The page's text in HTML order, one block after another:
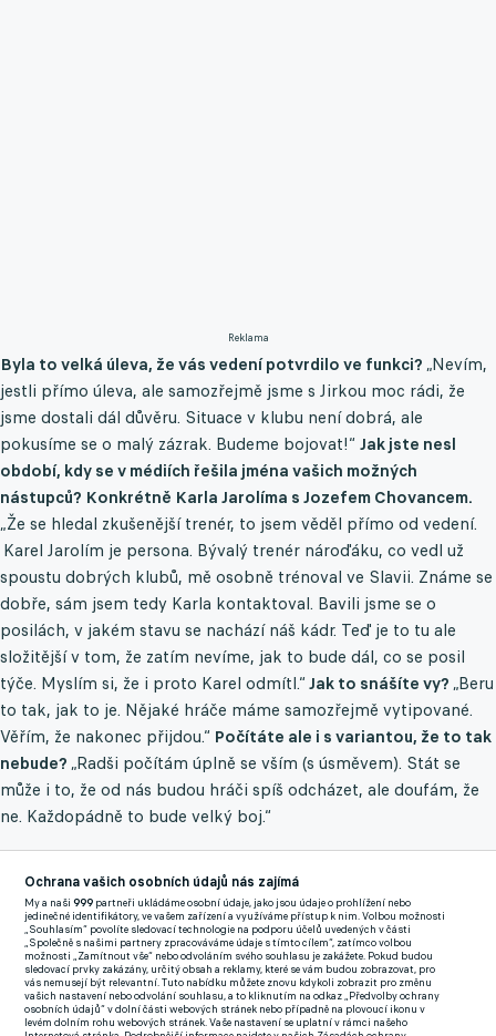
Reklama
Byla to velká úleva, že vás vedení potvrdilo ve funkci? „Nevím,
jestli přímo úleva, ale samozřejmě jsme s Jirkou moc rádi, že
jsme dostali dál důvěru. Situace v klubu není dobrá, ale
pokusíme se o malý zázrak. Budeme bojovat!“ Jak jste nesl
období, kdy se v médiích řešila jména vašich možných
nástupců? Konkrétně Karla Jarolíma s Jozefem Chovancem.
„Že se hledal zkušenější trenér, to jsem věděl přímo od vedení.
Karel Jarolím je persona. Bývalý trenér nároďáku, co vedl už
spoustu dobrých klubů, mě osobně trénoval ve Slavii. Známe se
dobře, sám jsem tedy Karla kontaktoval. Bavili jsme se o
posilách, v jakém stavu se nachází náš kádr. Teď je to tu ale
složitější v tom, že zatím nevíme, jak to bude dál, co se posil
týče. Myslím si, že i proto Karel odmítl.“ Jak to snášíte vy? „Beru
to tak, jak to je. Nějaké hráče máme samozřejmě vytipované.
Věřím, že nakonec přijdou.“ Počítáte ale i s variantou, že to tak
nebude? „Radši počítám úplně se vším (s úsměvem). Stát se
může i to, že od nás budou hráči spíš odcházet, ale doufám, že
ne. Každopádně to bude velký boj.“
Jeden důležitý hráč vás už opustil. Jak těžké bylo pro vás pustit
Adedirana na hostování do Baníku? „ S vedením jsme o něm
bavili hned po podzimu. Měl nakročeno do Pardubic, pak se do
hry vložil právě Baník. Upřímně říkám, že s Jirkou Kladrubským
jsme jeho odchod posvětili. Nechci ho kritizovat, ale není to
Ochrana vašich osobních údajů nás zajímá
My a naši999 partneři ukládáme osobní údaje, jako jsou údaje o prohlížení nebo
jedinečné identifikátory, ve vašem zařízení a využíváme přístup k nim. Volbou možnosti
„Souhlasím“ povolíte sledovací technologie na podporu účelů uvedených v části
„Společně s našimi partnery zpracováváme údaje s tímto cílem“, zatímco volbou
možnosti „Zamítnout vše“ nebo odvoláním svého souhlasu je zakážete. Pokud budou
sledovací prvky zakázány, určitý obsah a reklamy, které se vám budou zobrazovat, pro
vás nemusejí být relevantní. Tuto nabídku můžete znovu kdykoli zobrazit pro změnu
vašich nastavení nebo odvolání souhlasu, a to kliknutím na odkaz „Předvolby ochrany
osobních údajů“ v dolní části webových stránek nebo případně na plovoucí ikonu v
levém dolním rohu webových stránek. Vaše nastavení se uplatní v rámci našeho